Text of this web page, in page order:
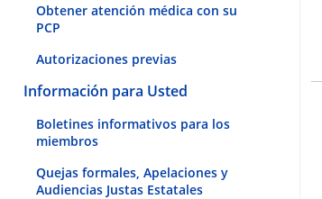
Obtener atención médica con su
PCP
Autorizaciones previas
Información para Usted
Boletines informativos para los
miembros
Quejas formales, Apelaciones y
Audiencias Justas Estatales